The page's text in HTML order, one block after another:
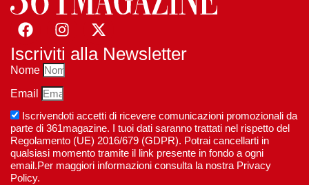
Iscriviti alla Newsletter
Nome
Email
Iscrivendoti accetti di ricevere comunicazioni promozionali da
parte di 361magazine. I tuoi dati saranno trattati nel rispetto del
Regolamento (UE) 2016/679 (GDPR). Potrai cancellarti in
qualsiasi momento tramite il link presente in fondo a ogni
email.Per maggiori informazioni consulta la nostra Privacy
Policy.